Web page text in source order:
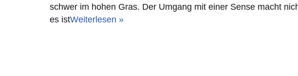
schwer im hohen Gras. Der Umgang mit einer Sense macht
es istWeiterlesen »